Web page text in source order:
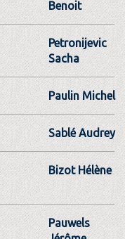
Benoit
Petronijevic
Sacha
Paulin Michel
Sablé Audrey
Bizot Hélène
Pauwels